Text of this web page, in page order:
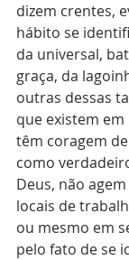
dizem crentes,
hábito se
da universal,
graça, da
outras dessas
que existem em
têm coragem
como
Deus, não
locais de
ou mesmo em
pelo fato de se